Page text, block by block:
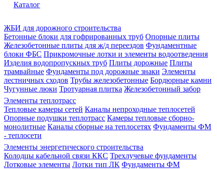
Каталог
ЖБИ для дорожного строительства
Бетонные блоки для гофрированных труб Опорные плиты
Железобетонные плиты для ж/д переездов Фундаментные
блоки ФБС Прикромочные лотки и элементы водоотведения
Изделия водопропускных труб Плиты дорожные Плиты
трамвайные Фундаменты под дорожные знаки Элементы
лестничных сходов Трубы железобетонные Бордюрные камни
Чугунные люки Тротуарная плитка Железобетонный забор
Элементы теплотрасс
Тепловые камеры сетей Каналы непроходные теплосетей
Опорные подушки теплотрасс Камеры тепловые сборно-
монолитные Каналы сборные на теплосетях Фундаменты ФМ
- теплосети
Элементы энергетического строительства
Колодцы кабельной связи ККС Трехлучевые фундаменты
Лотковые элементы Лотки тип ЛК Фундаменты ФМ